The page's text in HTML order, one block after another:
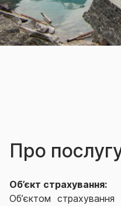
Про
Об’єкт страхування:
Об’єктом